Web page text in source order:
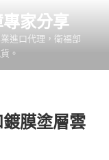
家分享
進口代理，衛福部
。
膜塗層雲